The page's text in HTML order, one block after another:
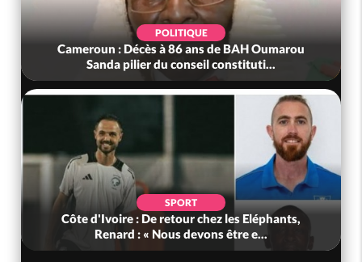
POLITIQUE
Cameroun : Décès à 86 ans de BAH Oumarou
Sanda pilier du conseil constituti...
SPORT
Côte d'Ivoire : De retour chez les Eléphants,
Renard : « Nous devons être e...